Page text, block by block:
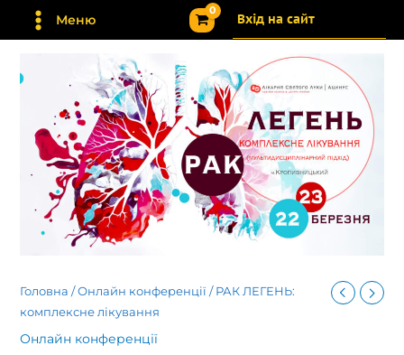
Перейти
Меню Вхід на сайт
Головна /Онлайн конференції / РАК ЛЕГЕНЬ:
комплексне лікування
Онлайн конференції